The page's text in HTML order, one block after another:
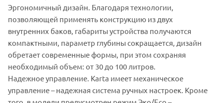
Эргономичный дизайн. Благодаря технологии,
позволяющей применять конструкцию из двух
внутренних баков, габариты устройства получаются
компактными, параметр глубины сокращается, дизайн
обретает современные формы, при этом сохраняя
необходимый объем: от 30 до 100 литров.
Надежное управление. Karta имеет механическое
управление – надежная система ручных настроек. Кроме